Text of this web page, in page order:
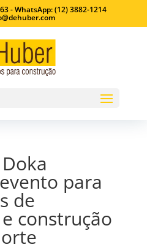
- WhatsApp: (12) 3882-1214
para
de
construção